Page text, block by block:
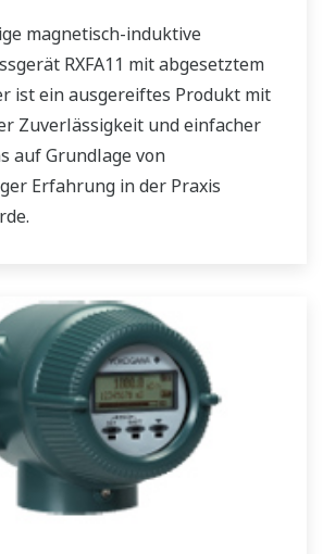
magnetisch-induktive
RXFA11 mit abgesetztem
ist ein ausgereiftes Produkt mit
Zuverlässigkeit und einfacher
auf Grundlage von
Erfahrung in der Praxis